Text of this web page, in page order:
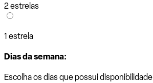
2 estrelas
1 estrela
Dias da semana:
Escolha os dias que possui disponibilidade